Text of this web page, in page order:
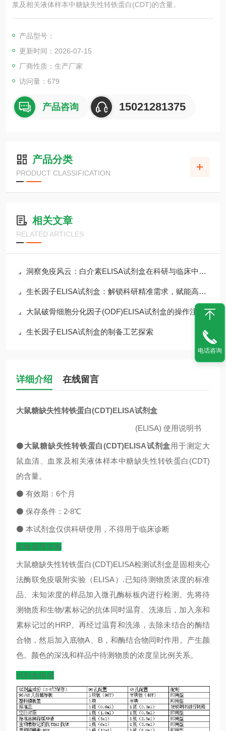
浆及相关液体样本中糖缺失性转铁蛋白(CDT)的含量。
产品型号：
更新时间：2026-07-15
厂商性质：生产厂家
访问量：679
产品咨询 15021281375
产品分类
PRODUCT CLASSIFICATION
相关文章
RELATED ARTICLES
洞察免疫风云：白介素ELISA试剂盒在科研与临床中的核心价值
生长因子ELISA试剂盒：解锁科研精准需求，赋能高效检测核心优势
大鼠破骨细胞分化因子(ODF)ELISA试剂盒的操作注意事项
生长因子ELISA试剂盒的制备工艺探索
详细介绍 在线留言
大鼠糖缺失性转铁蛋白(CDT)ELISA试剂盒
(ELISA) 使用说明书
⚫大鼠糖缺失性转铁蛋白(CDT)ELISA试剂盒用于测定大
鼠血清、血浆及相关液体样本中糖缺失性转铁蛋白(CDT)
的含量。
⚫ 有效期： 6个月
⚫ 保存条件： 2-8℃
⚫ 本试剂盒仅供科研使用，不得用于临床诊断
实验原理实验
大鼠糖缺失性转铁蛋白(CDT)ELISA检测试剂盒是固相夹心
法酶联免疫吸附实验（ELISA）.已知待测物质浓度的标准
品、未知浓度的样品加入微孔酶标板内进行检测。先将待
测物质和生物/素标记的抗体同时温育。洗涤后，加入亲和
素标记过的HRP。再经过温育和洗涤，去除未结合的酶结
合物，然后加入底物A、B，和酶结合物同时作用。产生颜
色。颜色的深浅和样品中待测物质的浓度呈比例关系。
试剂盒组成
电话咨询